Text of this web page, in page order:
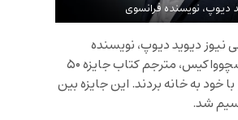
دیوپ، نویسنده فرانسوی
نیوز دیوید دیوپ، نویسنده
فرانسوی و آنا موسچوواکیس، مترجم کتاب جایزه ۵۰
با خود به خانه بردند. این جایزه بین
شد.